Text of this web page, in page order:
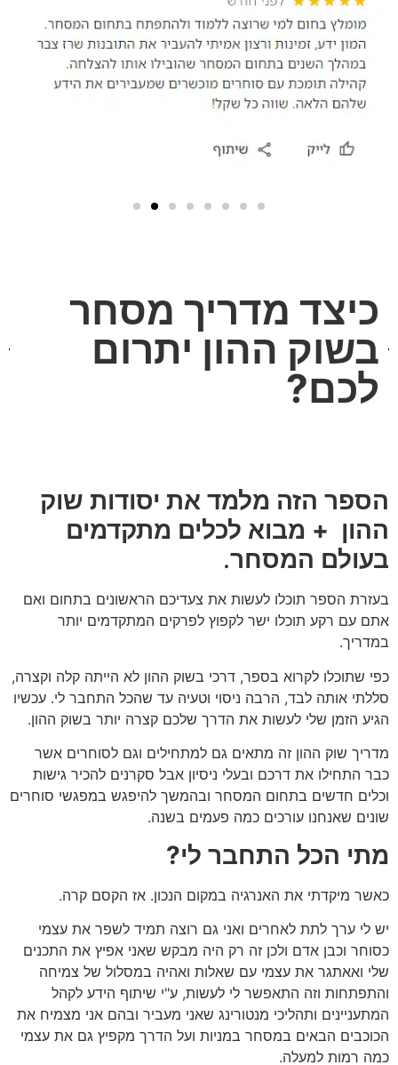
כיצד מדריך מסחר
בשוק ההון יתרום
לכם?
הספר הזה מלמד את יסודות שוק
ההון + מבוא לכלים מתקדמים
בעולם המסחר.
בעזרת הספר תוכלו לעשות את צעדיכם הראשונים בתחום ואם
אתם עם רקע תוכלו ישר לקפוץ לפרקים המתקדמים יותר
במדריך.
כפי שתוכלו לקרוא בספר, דרכי בשוק ההון לא הייתה קלה וקצרה,
סללתי אותה לבד, הרבה ניסוי וטעיה עד שהכל התחבר לי. עכשיו
הגיע הזמן שלי לעשות את הדרך שלכם קצרה יותר בשוק ההון.
מדריך שוק ההון זה מתאים גם למתחילים וגם לסוחרים אשר
כבר התחילו את דרכם ובעלי ניסיון אבל סקרנים להכיר גישות
וכלים חדשים בתחום המסחר ובהמשך להיפגש במפגשי סוחרים
שונים שאנחנו עורכים כמה פעמים בשנה.
מתי הכל התחבר לי?
כאשר מיקדתי את האנרגיה במקום הנכון. אז הקסם קרה.
יש לי ערך לתת לאחרים ואני גם רוצה תמיד לשפר את עצמי
כסוחר וכבן אדם ולכן זה רק היה מבקש שאני אפיץ את התכנים
שלי ואאתגר את עצמי עם שאלות ואהיה במסלול של צמיחה
והתפתחות וזה התאפשר לי לעשות, ע"י שיתוף הידע לקהל
המתעניינים ותהליכי מנטורינג שאני מעביר ובהם אני מצמיח את
הכוכבים הבאים במסחר במניות ועל הדרך מקפיץ גם את עצמי
כמה רמות למעלה.